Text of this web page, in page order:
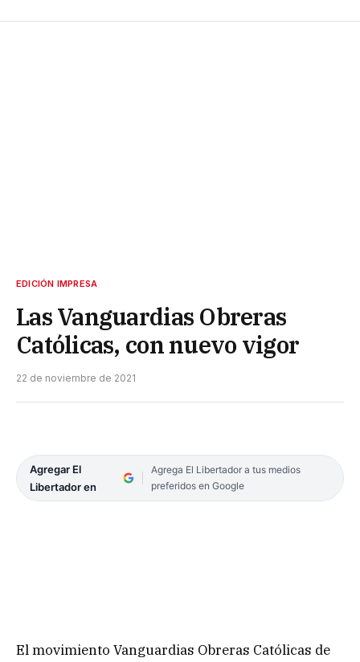
EDICIÓN IMPRESA
Las Vanguardias Obreras
Católicas, con nuevo vigor
22 de noviembre de 2021
Agregar El
Libertador en
Agrega El Libertador a tus medios
preferidos en Google
El movimiento Vanguardias Obreras Católicas de